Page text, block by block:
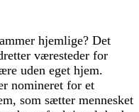
hjemlige? Det
væresteder for
uden eget hjem.
nomineret for et
som sætter mennesket